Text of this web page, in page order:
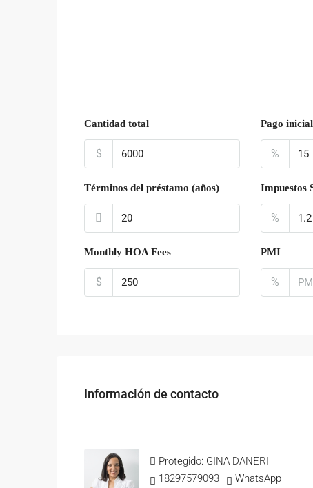
Cantidad total
$
Pago inicial
%
Términos del préstamo (años) Impuestos
%
Monthly HOA Fees
$
PMI
%
Información de contacto
Protegido: GINA DANERI
18297579093
WhatsApp